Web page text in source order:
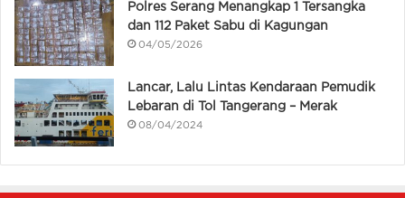
Polres Serang Menangkap 1 Tersangka
dan 112 Paket Sabu di Kagungan
04/05/2026
Lancar, Lalu Lintas Kendaraan Pemudik
Lebaran di Tol Tangerang – Merak
08/04/2024